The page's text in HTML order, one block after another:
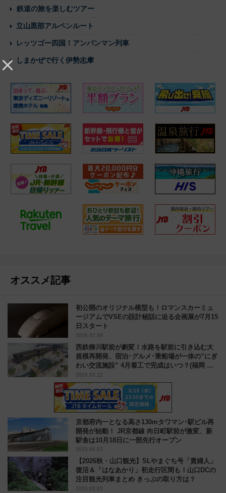
鉄道の旅を楽しむツアー
立山黒部アルペンルート
レッツゴー四国！アンパンマン列車
しまかぜで行く伊勢志摩
オススメ記事
初公開のオリジナル模型も！ロマンスカーミュ
ージアムでVSEの設計秘話に迫る企画展が7月15
日スタート
2026.07.09
西鉄柳川駅前が劇変！水路を駅前に引き込む大
規模再開発、宿泊･グルメ･乗船場が一体の”にぎ
わい交流施設” 4月着工で完成はいつ？(福岡 柳
川市)
2026.03.22
京都府内一となる高さ130mタワマン･駅ビル再
開発が始動！ JR京都線 向日町駅前が激変、新
駅舎は10月18日に一部先行オープン
2025.09.03
【2026秋・山口観光】SLやまぐち号「貴婦人」
復活＆「はなあかり」初走行区間も！山口DCの
注目観光列車まとめ きっぷの取り方は？
2026.08.02